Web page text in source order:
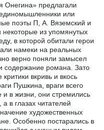
Онегина» предлагали
или
поэты П, А. Вяземский и
из упомянутых
в которой обитали герои
намеки на реальных
верно поняли замысел
содержание романа. Зато
вкривь и вкось
Пушкина, враги всего
и в жизни, они стремились
в глазах читателей
художественных
Особенно постарались в